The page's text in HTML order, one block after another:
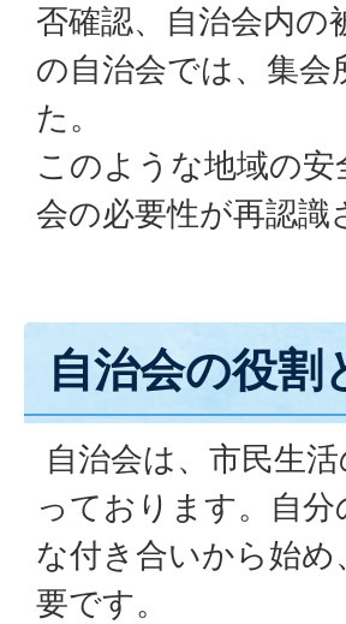
否確認、自治会内の
の自治会では、集
た。
このような地域の
会の必要性が再認識
自治会の役割
自治会は、市民生
っております。自
な付き合いから始
要です。